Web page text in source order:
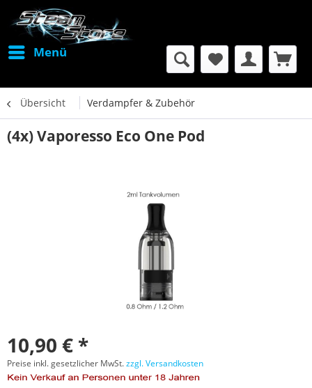
Menü
Übersicht Verdampfer & Zubehör
(4x) Vaporesso Eco One Pod
10,90 € *
Preise inkl. gesetzlicher MwSt.zzgl. Versandkosten